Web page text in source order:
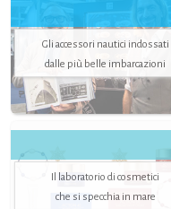
Gli accessori nautici indossati
dalle più belle imbarcazioni
Il laboratorio di cosmetici
che si specchia in mare